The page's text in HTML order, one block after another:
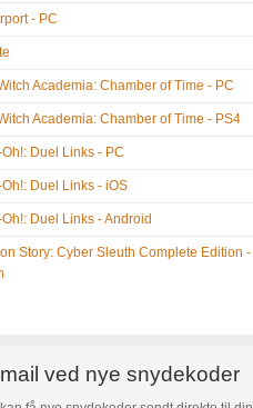
- PC
Academia: Chamber of Time - PC
Academia: Chamber of Time - PS4
Duel Links - PC
Duel Links - iOS
Duel Links - Android
Story: Cyber Sleuth Complete Edition -
ved nye snydekoder